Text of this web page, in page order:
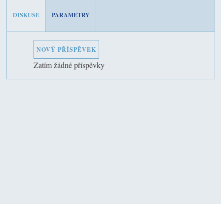
DISKUSE PARAMETRY
NOVÝ PŘÍSPĚVEK
Zatím žádné příspěvky